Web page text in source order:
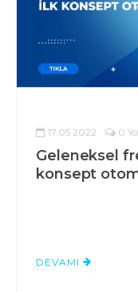
17.05.2022 0
Geleneksel
konsept
DEVAMI